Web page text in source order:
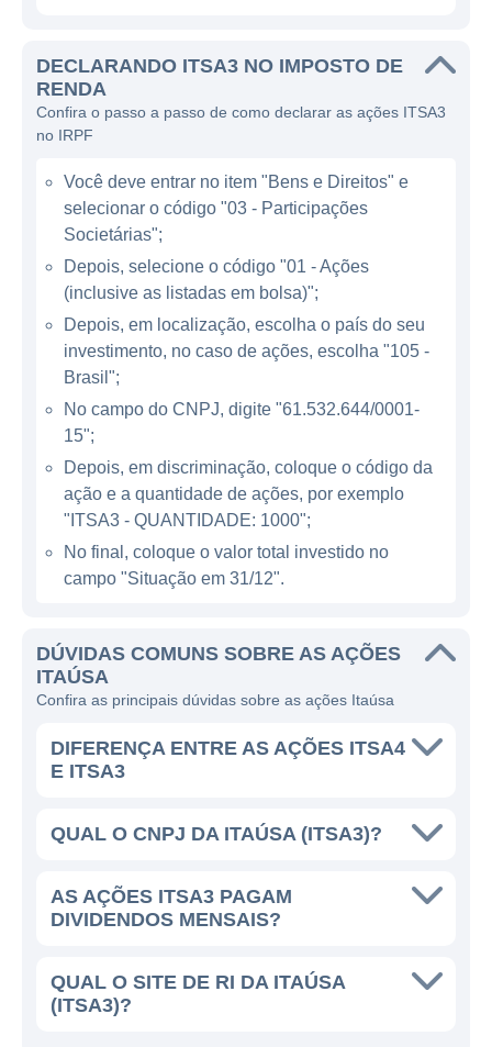
A principal área de atuação da Itaúsa é o
setor financeiro, através de sua participação
instituições financeiras da América Latina. O
Itaú Unibanco oferece uma ampla gama de
serviços, incluindo contas bancárias,
empréstimos pessoais e financiamento,
cartões de crédito, investimentos e seguros.
Além do setor financeiro, a Itaúsa investe em
diversos segmentos da economia. Entre
suas principais participações estão
empresas com atuação em setores como:
Indústria de papel e celulose;
Consumo e varejo;
Energia;
Infraestrutura e construção civil.
Graças a essa diversificação, a Itaúsa
consegue mitigar riscos e garantir uma maior
estabilidade em seus resultados. Essa
sua estratégia de crescimento a longo prazo,
mudanças no ambiente econômico.
A ITAÚSA HOJE
presença no mercado, sendo reconhecida
por sua capacidade de adaptação e
DECLARANDO ITSA3 NO IMPOSTO DE
RENDA
Confira o passo a passo de como declarar as ações ITSA3
no IRPF
Você deve entrar no item "Bens e Direitos" e
selecionar o código "03 - Participações
Societárias";
Depois, selecione o código "01 - Ações
(inclusive as listadas em bolsa)";
Depois, em localização, escolha o país do seu
investimento, no caso de ações, escolha "105 -
Brasil";
No campo do CNPJ, digite "61.532.644/0001-
15";
Depois, em discriminação, coloque o código da
ação e a quantidade de ações, por exemplo
"ITSA3 - QUANTIDADE: 1000";
No final, coloque o valor total investido no
campo "Situação em 31/12".
DÚVIDAS COMUNS SOBRE AS AÇÕES
ITAÚSA
Confira as principais dúvidas sobre as ações Itaúsa
DIFERENÇA ENTRE AS AÇÕES ITSA4
E ITSA3
QUAL O CNPJ DA ITAÚSA (ITSA3)?
AS AÇÕES ITSA3 PAGAM
DIVIDENDOS MENSAIS?
QUAL O SITE DE RI DA ITAÚSA
(ITSA3)?